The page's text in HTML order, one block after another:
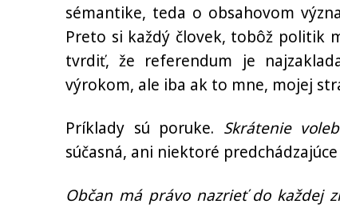
sémantike, teda o obsahovom
Preto si každý človek, tobôž politik
tvrdiť, že referendum je
výrokom, ale iba ak to mne, mojej
Príklady sú poruke. Skrátenie
súčasná, ani niektoré
Občan má právo nazrieť do každej